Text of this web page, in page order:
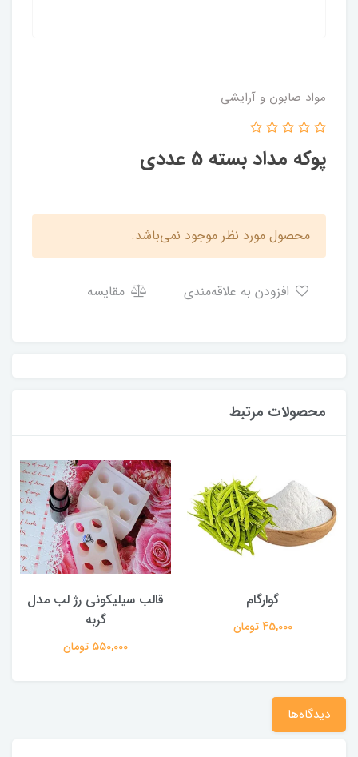
مواد صابون و آرایشی
پوکه مداد بسته 5 عددی
محصول مورد نظر موجود نمی‌باشد.
مقایسه
محصولات مرتبط
گوارگام
45,000 تومان
قالب سیلیکونی رژ لب مدل
گربه
550,000 تومان
دیدگاه‌ها